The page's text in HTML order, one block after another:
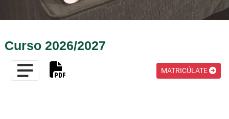
Curso 2026/2027
MATRICÚLATE